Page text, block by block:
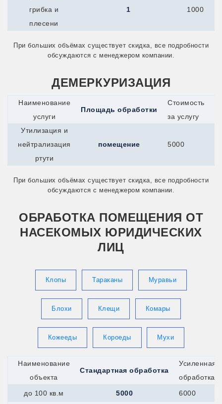
грибка и
плесени
1 1000
При больших объёмах существует скидка, все подробности
обсуждаются с менеджером компании.
ДЕМЕРКУРИЗАЦИЯ
Наименование
услуги
Площадь обработки
Стоимость
за услугу
Утилизация и
нейтрализация
ртути
помещение 5000
При больших объёмах существует скидка, все подробности
обсуждаются с менеджером компании.
ОБРАБОТКА ПОМЕЩЕНИЯ ОТ
НАСЕКОМЫХ ЮРИДИЧЕСКИХ
ЛИЦ
Клопы Тараканы Муравьи
Блохи Клещи Комары
Кожееды Короеды Мухи
Наименование
объекта
Стандартная обработка
Усиленная
обработка
до 100 кв.м
5000
6000